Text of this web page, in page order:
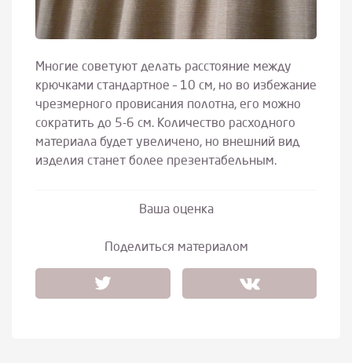
Многие советуют делать расстояние между
крючками стандартное – 10 см, но во избежание
чрезмерного провисания полотна, его можно
сократить до 5-6 см. Количество расходного
материала будет увеличено, но внешний вид
изделия станет более презентабельным.
Ваша оценка
Поделиться материалом